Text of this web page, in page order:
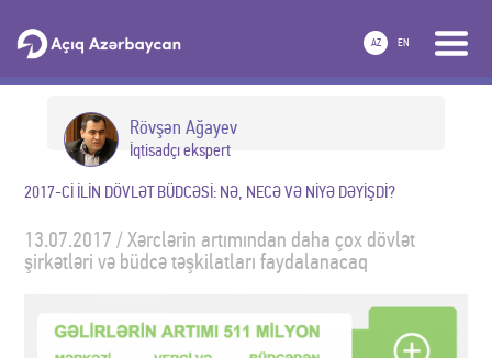
AZ EN
Rövşən Ağayev
İqtisadçı ekspert
2017-Cİ İLİN DÖVLƏT BÜDCƏSİ: NƏ, NECƏ VƏ NİYƏ DƏYİŞDİ?
13.07.2017 / Xərclərin artımından daha çox dövlət
şirkətləri və büdcə təşkilatları faydalanacaq